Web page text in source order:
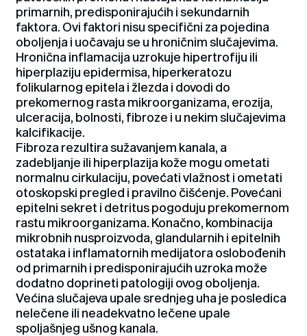
primarnih, predisponirajućih i sekundarnih
faktora. Ovi faktori nisu specifični za pojedina
oboljenja i uočavaju se u hroničnim slučajevima.
Hronična inflamacija uzrokuje hipertrofiju ili
hiperplaziju epidermisa, hiperkeratozu
folikularnog epitela i žlezda i dovodi do
prekomernog rasta mikroorganizama, erozija,
ulceracija, bolnosti, fibroze i u nekim slučajevima
kalcifikacije.
Fibroza rezultira sužavanjem kanala, a
zadebljanje ili hiperplazija kože mogu ometati
normalnu cirkulaciju, povećati vlažnost i ometati
otoskopski pregled i pravilno čišćenje. Povećani
epitelni sekret i detritus pogoduju prekomernom
rastu mikroorganizama. Konačno, kombinacija
mikrobnih nusproizvoda, glandularnih i epitelnih
ostataka i inflamatornih medijatora oslobođenih
od primarnih i predisponirajućih uzroka može
dodatno doprineti patologiji ovog oboljenja.
Većina slučajeva upale srednjeg uha je posledica
nelečene ili neadekvatno lečene upale
spoljašnjeg ušnog kanala.